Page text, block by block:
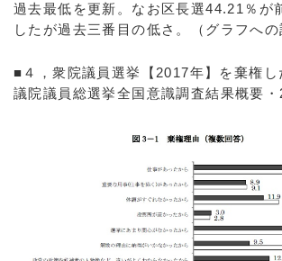
過去最低を更新。なお区長選44.21％が
したが過去三番目の低さ。（グラフへの
■４，衆院議員選挙【2017年】を棄権
議院議員総選挙全国意識調査結果概要・